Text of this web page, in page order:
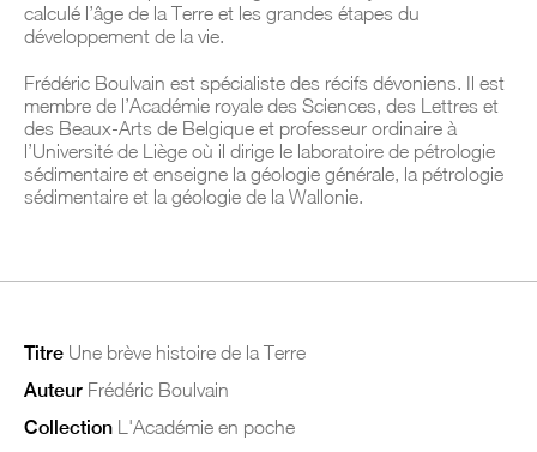
calculé l’âge de la Terre et les grandes étapes du
développement de la vie.
Frédéric Boulvain est spécialiste des récifs dévoniens. Il est
membre de l’Académie royale des Sciences, des Lettres et
des Beaux-Arts de Belgique et professeur ordinaire à
l’Université de Liège où il dirige le laboratoire de pétrologie
sédimentaire et enseigne la géologie générale, la pétrologie
sédimentaire et la géologie de la Wallonie.
Titre Une brève histoire de la Terre
Auteur Frédéric Boulvain
Collection L'Académie en poche